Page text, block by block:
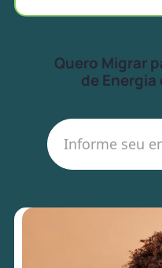
Quero Migrar
de Energia